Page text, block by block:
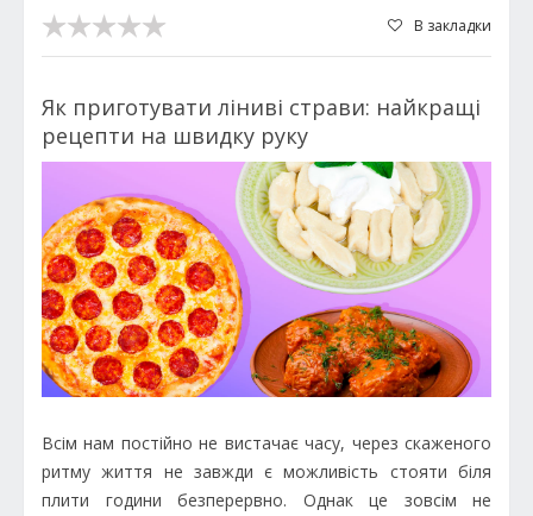
В закладки
Як приготувати ліниві страви: найкращі
рецепти на швидку руку
Всім нам постійно не вистачає часу, через скаженого
ритму життя не завжди є можливість стояти біля
плити години безперервно. Однак це зовсім не